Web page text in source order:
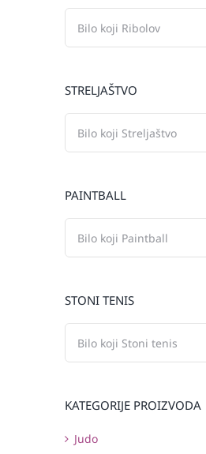
STRELJAŠTVO
PAINTBALL
STONI TENIS
KATEGORIJE PROIZVODA
Judo